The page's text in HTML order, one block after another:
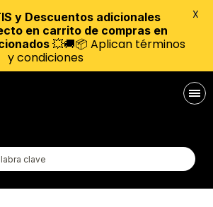
y Descuentos adicionales
en carrito de compras en
💥🚚📦 Aplican términos
y condiciones
X